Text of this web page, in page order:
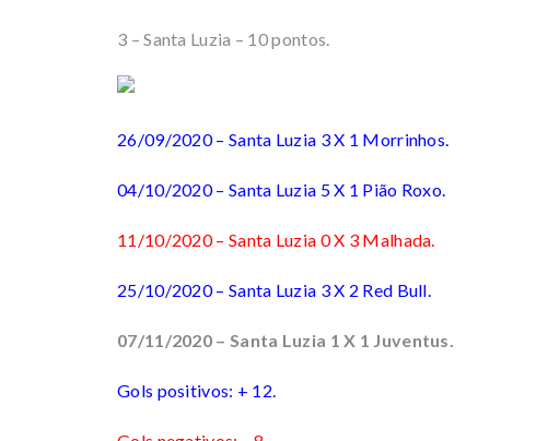
3 – Santa Luzia – 10 pontos.
26/09/2020 – Santa Luzia 3 X 1 Morrinhos.
04/10/2020 – Santa Luzia 5 X 1 Pião Roxo.
11/10/2020 – Santa Luzia 0 X 3 Malhada.
25/10/2020 – Santa Luzia 3 X 2 Red Bull.
07/11/2020 – Santa Luzia 1 X 1 Juventus.
Gols positivos: + 12.